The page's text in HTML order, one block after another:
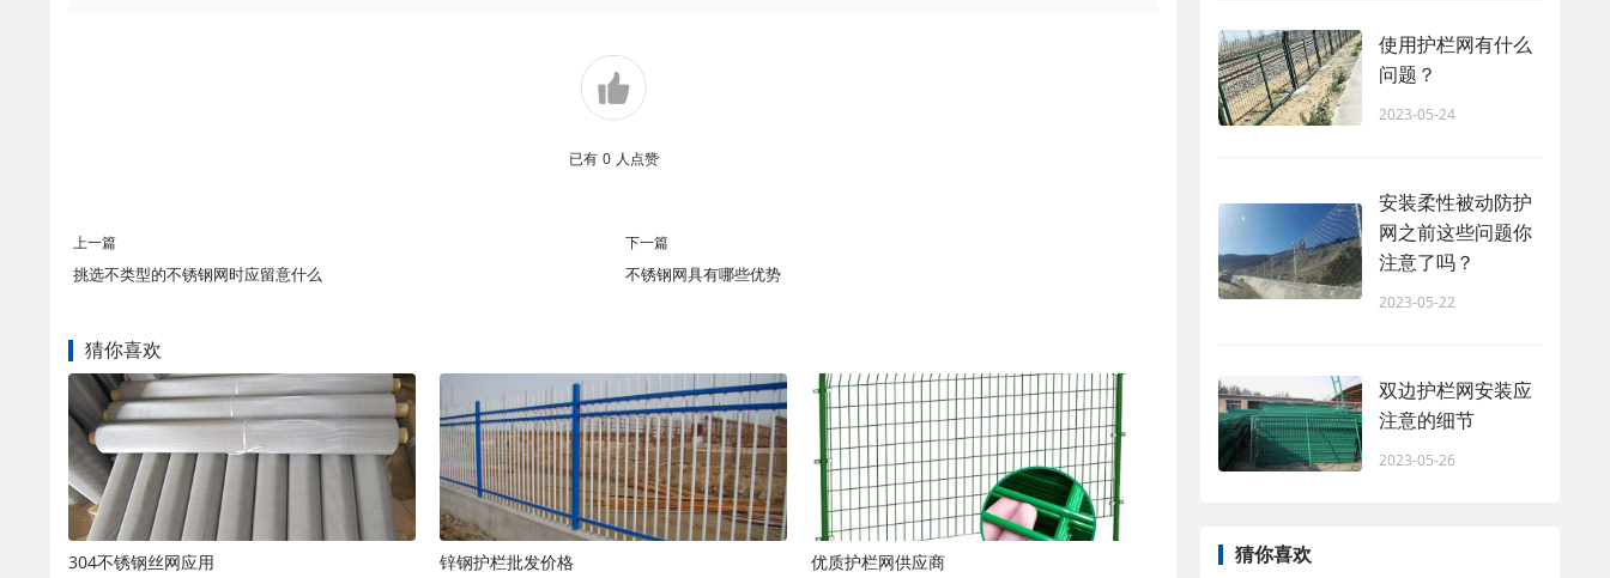
已有 0 人点赞
上一篇
挑选不类型的不锈钢网时应留意什么
下一篇
不锈钢网具有哪些优势
猜你喜欢
304不锈钢丝网应用 锌钢护栏批发价格 优质护栏网供应商
使用护栏网有什么
问题？
2023-05-24
安装柔性被动防护
网之前这些问题你
注意了吗？
2023-05-22
双边护栏网安装应
注意的细节
2023-05-26
猜你喜欢